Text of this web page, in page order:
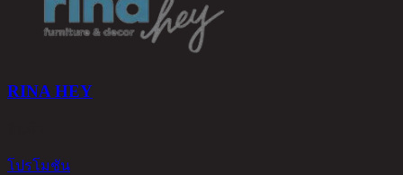
RINA HEY
โปรโมชัน